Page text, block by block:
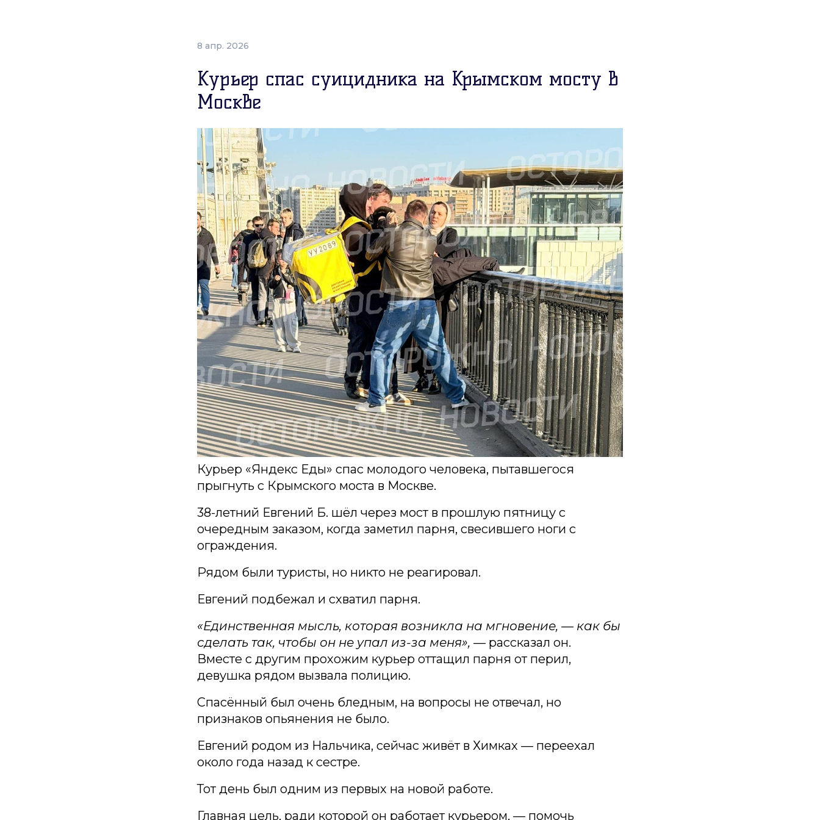
8 апр. 2026
Курьер спас суицидника на Крымском мосту в
Москве
Курьер «Яндекс Еды» спас молодого человека, пытавшегося
прыгнуть с Крымского моста в Москве.
38-летний Евгений Б. шёл через мост в прошлую пятницу с
очередным заказом, когда заметил парня, свесившего ноги с
ограждения.
Рядом были туристы, но никто не реагировал.
Евгений подбежал и схватил парня.
«Единственная мысль, которая возникла на мгновение, — как бы
сделать так, чтобы он не упал из-за меня», — рассказал он.
Вместе с другим прохожим курьер оттащил парня от перил,
девушка рядом вызвала полицию.
Спасённый был очень бледным, на вопросы не отвечал, но
признаков опьянения не было.
Евгений родом из Нальчика, сейчас живёт в Химках — переехал
около года назад к сестре.
Тот день был одним из первых на новой работе.
Главная цель, ради которой он работает курьером, — помочь